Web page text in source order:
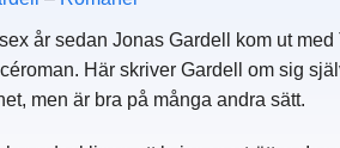
år sedan Jonas Gardell kom ut
Här skriver Gardell om sig
men är bra på många andra sätt.